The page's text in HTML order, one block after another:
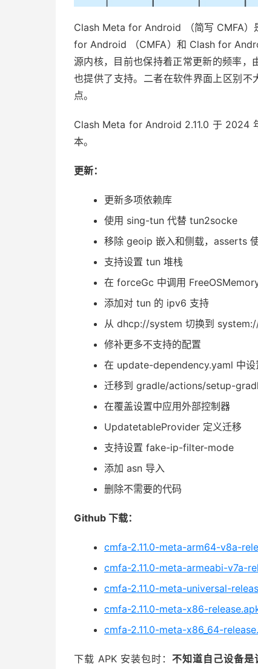
Clash Meta for Android （简写 CMFA）
for Android （CMFA）和 Clash for
源内核，目前也保持着正常更新的频率
也提供了支持。二者在软件界面上区别
点。
Clash Meta for Android 2.11.0 于 2024
本。
更新：
更新多项依赖库
使用 sing-tun 代替 tun2socke
移除 geoip 嵌入和侧载，asserts
支持设置 tun 堆栈
在 forceGc 中调用
添加对 tun 的 ipv6 支持
从 dhcp://system 切换到
修补更多不支持的配置
在 update-dependency.yaml 中设
迁移到 gradle/actions/setup-
在覆盖设置中应用外部控制器
UpdatetableProvider 定义迁移
支持设置 fake-ip-filter-mode
添加 asn 导入
删除不需要的代码
Github 下载：
cmfa-2.11.0-meta-arm64-v8a-
cmfa-2.11.0-meta-armeabi-v7a-
cmfa-2.11.0-meta-universal-
cmfa-2.11.0-meta-x86-
cmfa-2.11.0-meta-x86_64-
下载 APK 安装包时： 不知道自己设备